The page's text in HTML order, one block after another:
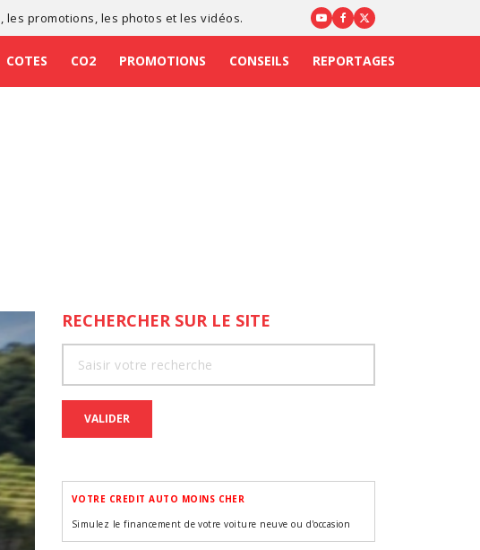
, les promotions , les photos et les vidéos.
COTES CO2 PROMOTIONS CONSEILS REPORTAGES
RECHERCHER SUR LE SITE
VALIDER
VOTRE CREDIT AUTO MOINS CHER
Simulez le financement de votre voiture neuve ou d'occasion